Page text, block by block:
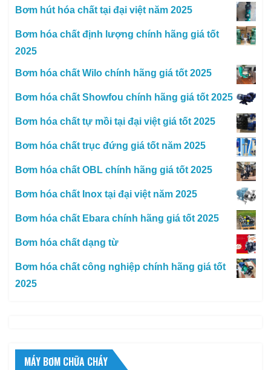
Bơm hút hóa chất tại đại việt năm 2025
Bơm hóa chất định lượng chính hãng giá tốt
2025
Bơm hóa chất Wilo chính hãng giá tốt 2025
Bơm hóa chất Showfou chính hãng giá tốt 2025
Bơm hóa chất tự mồi tại đại việt giá tốt 2025
Bơm hóa chất trục đứng giá tốt năm 2025
Bơm hóa chất OBL chính hãng giá tốt 2025
Bơm hóa chất Inox tại đại việt năm 2025
Bơm hóa chất Ebara chính hãng giá tốt 2025
Bơm hóa chất dạng từ
Bơm hóa chất công nghiệp chính hãng giá tốt
2025
MÁY BƠM CHỮA CHÁY